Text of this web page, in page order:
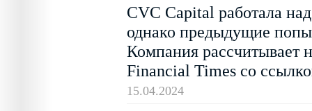
CVC Capital работала
однако предыдущие
Компания рассчитывает
Financial Times со
15.04.2024